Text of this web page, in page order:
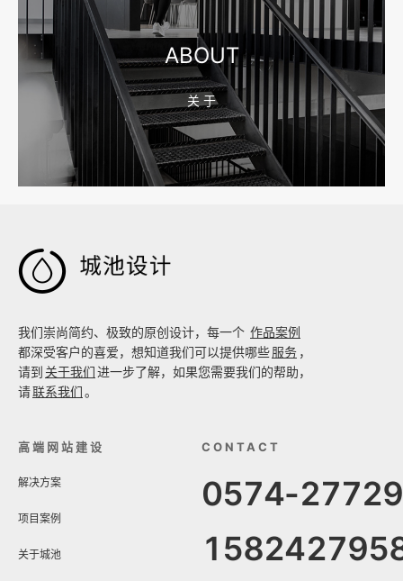
2026-08-02 17:58:44
工厂短视频拍摄后，怎样放进官网帮助客户判断实力
ABOUT
关 于

我们崇尚简约、极致的原创设计，每一个 作品案例
都深受客户的喜爱，想知道我们可以提供哪些服务 ，
请到 关于我们进一步了解，如果您需要我们的帮助，
请联系我们。
高端网站建设
解决方案
项目案例
关于城池
CONTACT
0574-